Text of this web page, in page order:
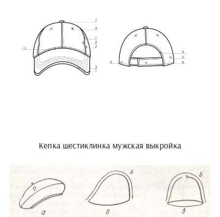
Кепка шестиклинка мужская выкройка